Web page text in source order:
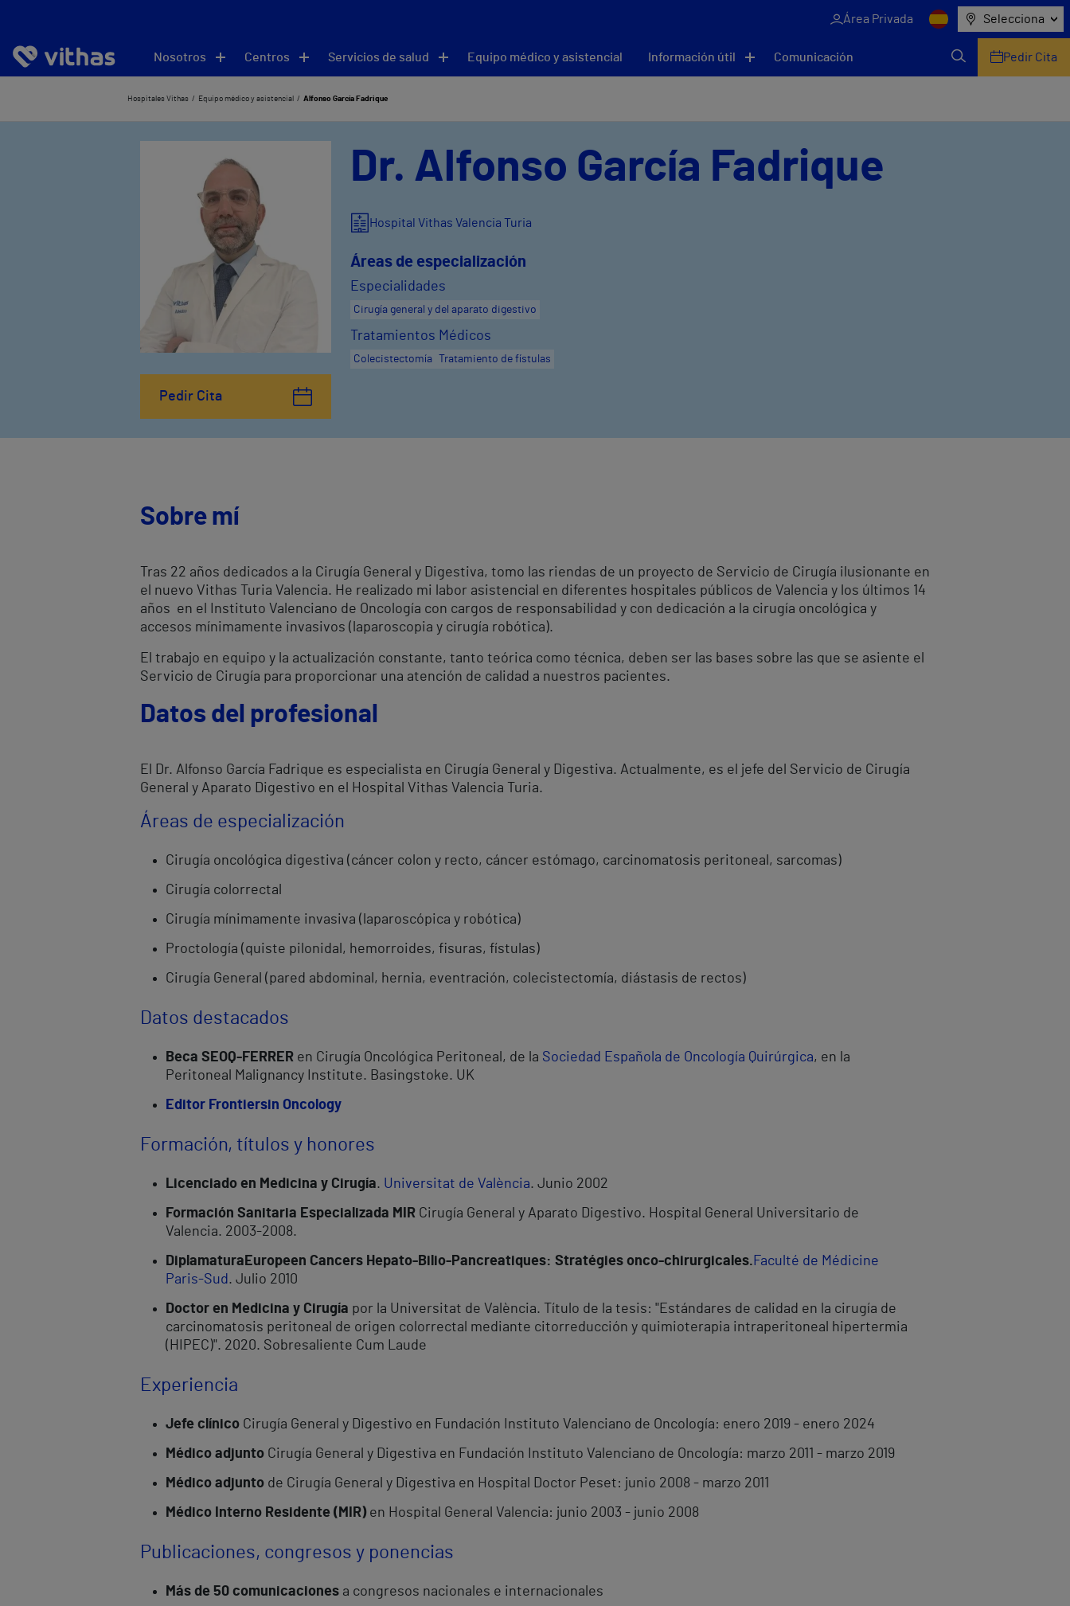
Área Privada Selecciona
Nosotros Centros Servicios de salud Equipo médico y asistencial Información útil Comunicación Pedir Cita
Hospitales Vithas Equipo médico y asistencial Alfonso García Fadrique
Pedir Cita
Dr. Alfonso García Fadrique
Hospital Vithas Valencia Turia
Áreas de especialización
Especialidades
Cirugía general y del aparato digestivo
Tratamientos Médicos
Colecistectomía Tratamiento de fístulas
Sobre mí
Tras 22 años dedicados a la Cirugía General y Digestiva, tomo las riendas de un proyecto de Servicio de Cirugía ilusionante en
el nuevo Vithas Turia Valencia. He realizado mi labor asistencial en diferentes hospitales públicos de Valencia y los últimos 14
años en el Instituto Valenciano de Oncología con cargos de responsabilidad y con dedicación a la cirugía oncológica y
accesos mínimamente invasivos (laparoscopia y cirugía robótica).
El trabajo en equipo y la actualización constante, tanto teórica como técnica, deben ser las bases sobre las que se asiente el
Servicio de Cirugía para proporcionar una atención de calidad a nuestros pacientes.
Datos del profesional
El Dr. Alfonso García Fadrique es especialista en Cirugía General y Digestiva. Actualmente, es el jefe del Servicio de Cirugía
General y Aparato Digestivo en el Hospital Vithas Valencia Turia.
Áreas de especialización
Cirugía oncológica digestiva (cáncer colon y recto, cáncer estómago, carcinomatosis peritoneal, sarcomas)
Cirugía colorrectal
Cirugía mínimamente invasiva (laparoscópica y robótica)
Proctología (quiste pilonidal, hemorroides, fisuras, fístulas)
Cirugía General (pared abdominal, hernia, eventración, colecistectomía, diástasis de rectos)
Datos destacados
Beca SEOQ-FERRER en Cirugía Oncológica Peritoneal, de la Sociedad Española de Oncología Quirúrgica, en la
Peritoneal Malignancy Institute. Basingstoke. UK
Editor Frontiersin Oncology
Formación, títulos y honores
Licenciado en Medicina y Cirugía. Universitat de València. Junio 2002
Formación Sanitaria Especializada MIR Cirugía General y Aparato Digestivo. Hospital General Universitario de
Valencia. 2003-2008.
Diplamatura Europeen Cancers Hepato-Bilio-Pancreatiques: Stratégies onco-chirurgicales. Faculté de Médicine
Paris-Sud . Julio 2010
Doctor en Medicina y Cirugía por la Universitat de València. Título de la tesis: "Estándares de calidad en la cirugía de
carcinomatosis peritoneal de origen colorrectal mediante citorreducción y quimioterapia intraperitoneal hipertermia
(HIPEC)". 2020. Sobresaliente Cum Laude
Experiencia
Jefe clínico Cirugía General y Digestivo en Fundación Instituto Valenciano de Oncología: enero 2019 - enero 2024
Médico adjunto Cirugía General y Digestiva en Fundación Instituto Valenciano de Oncología: marzo 2011 - marzo 2019
Médico adjunto de Cirugía General y Digestiva en Hospital Doctor Peset: junio 2008 - marzo 2011
Médico Interno Residente (MIR)en Hospital General Valencia: junio 2003 - junio 2008
Publicaciones, congresos y ponencias
Más de 50 comunicaciones a congresos nacionales e internacionales